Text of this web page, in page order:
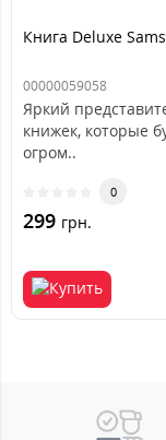
Книга Deluxe
00000059058
Яркий
книжек, которые
огром..
0
299 грн.